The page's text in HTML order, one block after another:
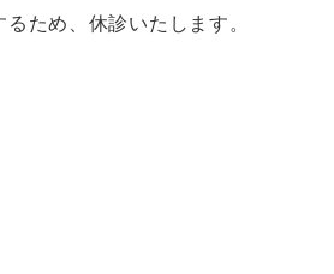
ため、休診いたします。